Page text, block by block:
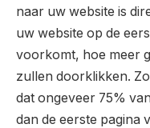
naar uw website is
uw website op de
voorkomt, hoe meer
zullen doorklikken.
dat ongeveer 75%
dan de eerste pagina